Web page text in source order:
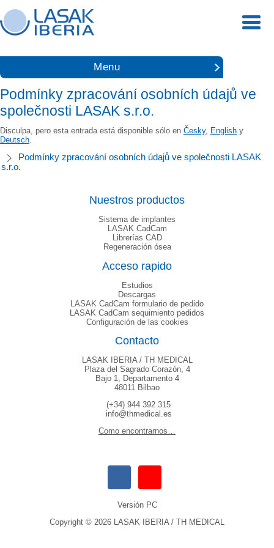
Menu
Podmínky zpracování osobních údajů ve
společnosti LASAK s.r.o.
Disculpa, pero esta entrada está disponible sólo en Česky, English y
Deutsch.
Podmínky zpracování osobních údajů ve společnosti LASAK
s.r.o.
Contacto
LASAK IBERIA / TH MEDICAL
Plaza del Sagrado Corazón, 4
Bajo 1, Departamento 4
48011 Bilbao
(+34) 944 392 315
info@thmedical.es
Como encontrarnos…
Nuestros productos
Sistema de implantes
LASAK CadCam
Librerías CAD
Regeneración ósea
Acceso rapido
Estudios
Descargas
LASAK CadCam formulario de pedido
LASAK CadCam sequimiento pedidos
Configuración de las cookies
Versión PC
Copyright © 2026 LASAK IBERIA / TH MEDICAL